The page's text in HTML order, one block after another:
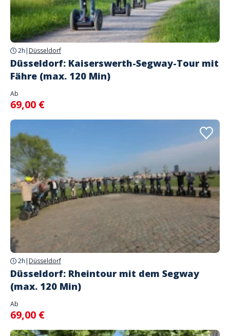
2h | Düsseldorf
Düsseldorf: Kaiserswerth-Segway-Tour mit
Fähre (max. 120 Min)
Ab
69,00 €
2h | Düsseldorf
Düsseldorf: Rheintour mit dem Segway
(max. 120 Min)
Ab
69,00 €